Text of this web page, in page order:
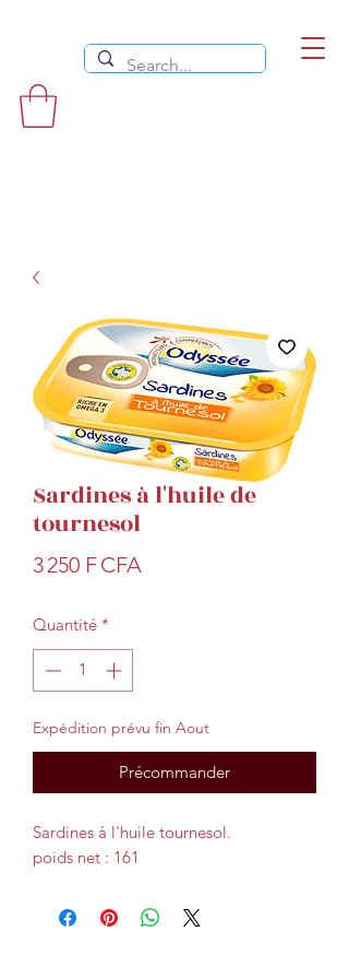
Sardines à l'huile de
tournesol
3 250 F CFA
Quantité *
Expédition prévu fin Aout
Précommander
Sardines à l'huile tournesol.
poids net : 161